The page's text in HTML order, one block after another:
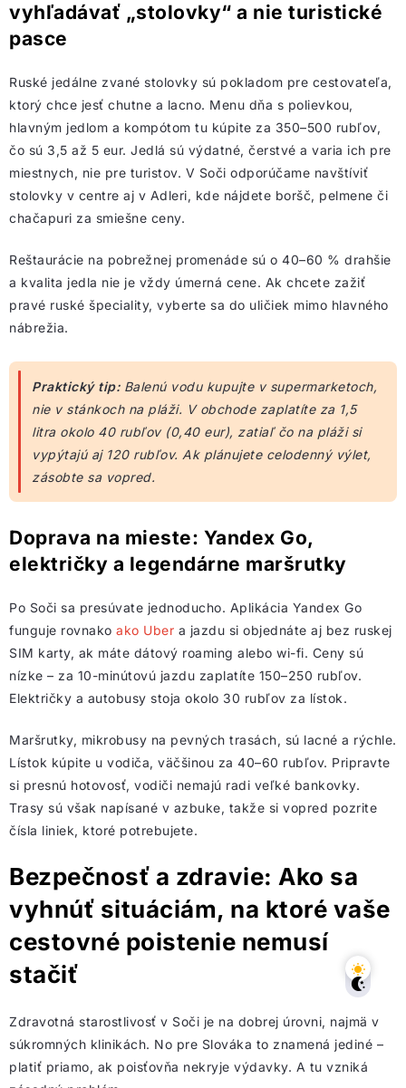
vyhľadávať „stolovky“ a nie turistické
pasce
Ruské jedálne zvané stolovky sú pokladom pre cestovateľa,
ktorý chce jesť chutne a lacno. Menu dňa s polievkou,
hlavným jedlom a kompótom tu kúpite za 350–500 rubľov,
čo sú 3,5 až 5 eur. Jedlá sú výdatné, čerstvé a varia ich pre
miestnych, nie pre turistov. V Soči odporúčame navštíviť
stolovky v centre aj v Adleri, kde nájdete boršč, pelmene či
chačapuri za smiešne ceny.
Reštaurácie na pobrežnej promenáde sú o 40–60 % drahšie
a kvalita jedla nie je vždy úmerná cene. Ak chcete zažiť
pravé ruské špeciality, vyberte sa do uličiek mimo hlavného
nábrežia.
Praktický tip:Balenú vodu kupujte v supermarketoch,
nie v stánkoch na pláži. V obchode zaplatíte za 1,5
litra okolo 40 rubľov (0,40 eur), zatiaľ čo na pláži si
vypýtajú aj 120 rubľov. Ak plánujete celodenný výlet,
zásobte sa vopred.
Doprava na mieste: Yandex Go,
električky a legendárne maršrutky
Po Soči sa presúvate jednoducho. Aplikácia Yandex Go
funguje rovnako ako Uber a jazdu si objednáte aj bez ruskej
SIM karty, ak máte dátový roaming alebo wi-fi. Ceny sú
nízke – za 10-minútovú jazdu zaplatíte 150–250 rubľov.
Električky a autobusy stoja okolo 30 rubľov za lístok.
Maršrutky, mikrobusy na pevných trasách, sú lacné a rýchle.
Lístok kúpite u vodiča, väčšinou za 40–60 rubľov. Pripravte
si presnú hotovosť, vodiči nemajú radi veľké bankovky.
Trasy sú však napísané v azbuke, takže si vopred pozrite
čísla liniek, ktoré potrebujete.
Bezpečnosť a zdravie: Ako sa
vyhnúť situáciám, na ktoré vaše
cestovné poistenie nemusí
stačiť
Zdravotná starostlivosť v Soči je na dobrej úrovni, najmä v
súkromných klinikách. No pre Slováka to znamená jediné –
platiť priamo, ak poisťovňa nekryje výdavky. A tu vzniká